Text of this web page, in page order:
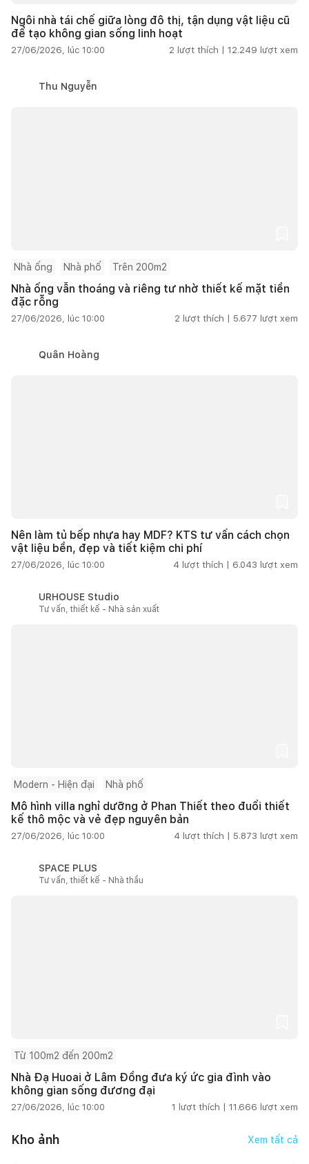
Ngôi nhà tái chế giữa lòng đô thị, tận dụng vật liệu cũ
để tạo không gian sống linh hoạt
27/06/2026, lúc 10:00 2 lượt thích | 12.249 lượt xem
Thu Nguyễn
Nhà ống Nhà phố Trên 200m2
Nhà ống vẫn thoáng và riêng tư nhờ thiết kế mặt tiền
đặc rỗng
27/06/2026, lúc 10:00 2 lượt thích | 5.677 lượt xem
Quân Hoàng
Nên làm tủ bếp nhựa hay MDF? KTS tư vấn cách chọn
vật liệu bền, đẹp và tiết kiệm chi phí
27/06/2026, lúc 10:00 4 lượt thích | 6.043 lượt xem
URHOUSE Studio
Tư vấn, thiết kế - Nhà sản xuất
Modern - Hiện đại Nhà phố
Mô hình villa nghỉ dưỡng ở Phan Thiết theo đuổi thiết
kế thô mộc và vẻ đẹp nguyên bản
27/06/2026, lúc 10:00 4 lượt thích | 5.873 lượt xem
SPACE PLUS
Tư vấn, thiết kế - Nhà thầu
Từ 100m2 đến 200m2
Nhà Đạ Huoai ở Lâm Đồng đưa ký ức gia đình vào
không gian sống đương đại
27/06/2026, lúc 10:00 1 lượt thích | 11.666 lượt xem
Kho ảnh Xem tất cả